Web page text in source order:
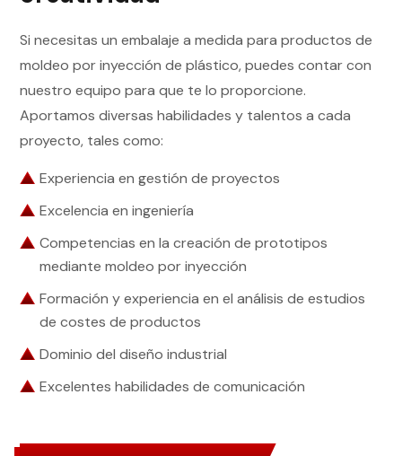
Si necesitas un embalaje a medida para productos de
moldeo por inyección de plástico, puedes contar con
nuestro equipo para que te lo proporcione.
Aportamos diversas habilidades y talentos a cada
proyecto, tales como:
Experiencia en gestión de proyectos
Excelencia en ingeniería
Competencias en la creación de prototipos
mediante moldeo por inyección
Formación y experiencia en el análisis de estudios
de costes de productos
Dominio del diseño industrial
Excelentes habilidades de comunicación